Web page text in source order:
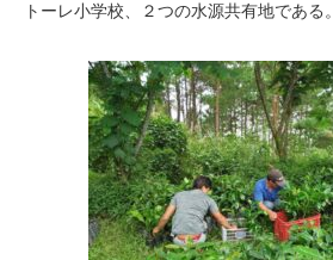
トーレ小学校、２つの水源共有地である。